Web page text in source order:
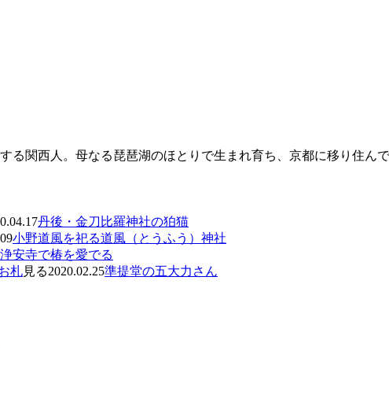
る関西人。母なる琵琶湖のほとりで生まれ育ち、京都に移り住ん
丹後・金刀比羅神社の狛猫
小野道風を祀る道風（とうふう）神社
浄安寺で椿を愛でる
見る2020.02.25準提堂の五大力さん